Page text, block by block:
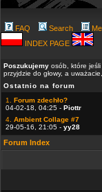
FAQ Search
INDEX PAGE
Poszukujemy osób, które jeśli
przyjdzie do głowy, a
Ostatnio na forum
1. Forum zdechło?
04-02-18, 04:25 - Piottr
4. Ambient Collage #7
29-05-16, 21:05 - yy28
Forum Index